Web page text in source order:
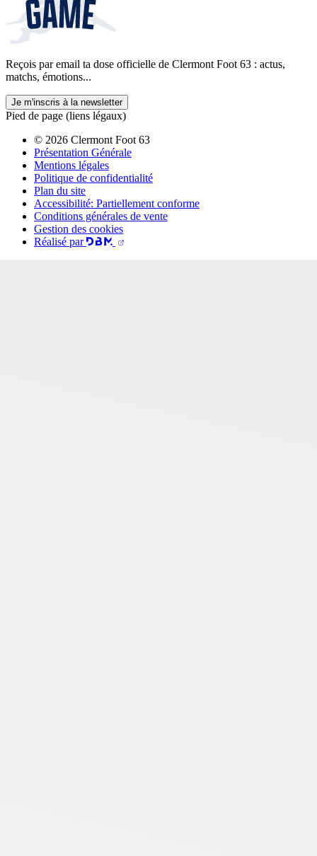
Reçois par email ta dose officielle de Clermont Foot 63 : actus,
matchs, émotions...
Je m'inscris à la newsletter
Pied de page (liens légaux)
© 2026 Clermont Foot 63
Présentation Générale
Mentions légales
Politique de confidentialité
Plan du site
Accessibilité: Partiellement conforme
Conditions générales de vente
Gestion des cookies
Réalisé par